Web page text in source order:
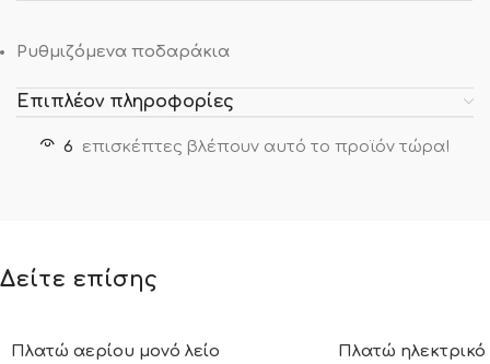
Ρυθμιζόμενα ποδαράκια
Επιπλέον πληροφορίες
6 επισκέπτες βλέπουν αυτό το προϊόν τώρα!
Δείτε επίσης
Πλατώ αερίου μονό λείο
Πλατώ ηλεκτρικό